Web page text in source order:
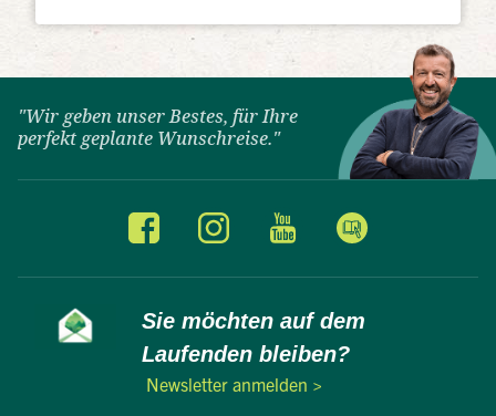
"Wir geben unser Bestes, für Ihre
perfekt geplante Wunschreise."
Sie möchten auf dem
Laufenden bleiben?
Newsletter anmelden >